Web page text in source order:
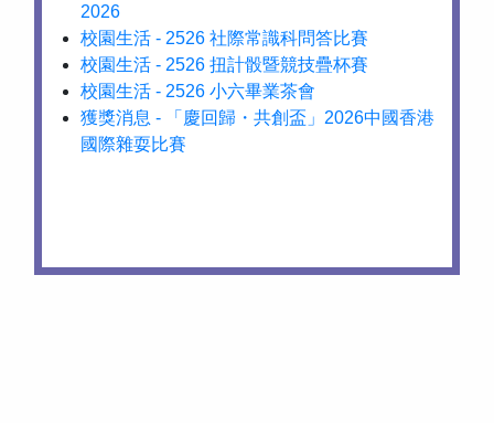
2026
校園生活 - 2526 社際常識科問答比賽
校園生活 - 2526 扭計骰暨競技疊杯賽
校園生活 - 2526 小六畢業茶會
獲獎消息 - 「慶回歸・共創盃」2026中國香港
國際雜耍比賽